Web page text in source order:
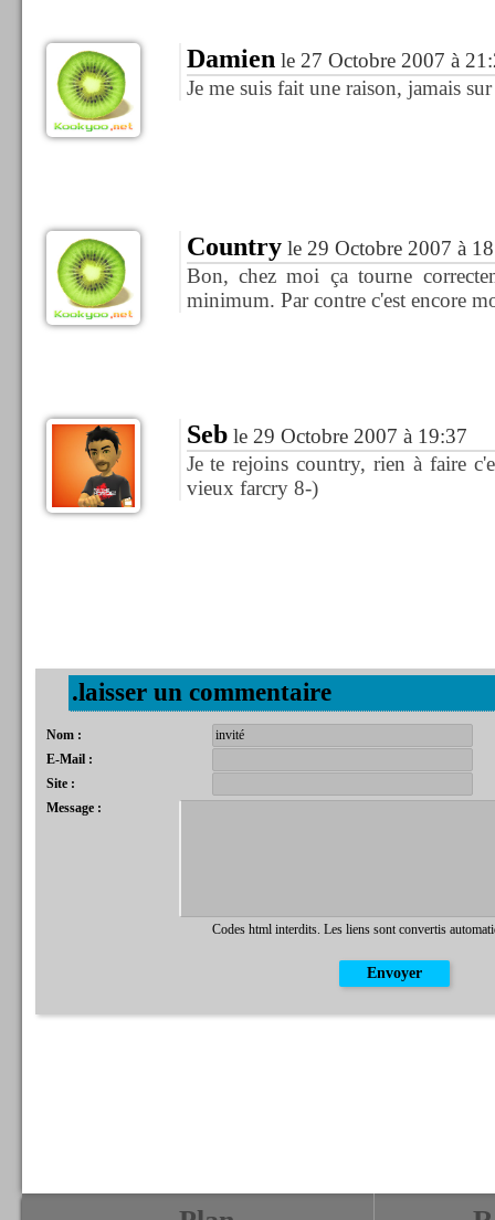
Damien le 27 Octobre 2007 à
Je me suis fait une raison, jamais
Countryle 29 Octobre 2007 à
Bon, chez moi ça tourne
minimum. Par contre c'est encore
Seble 29 Octobre 2007 à 19:37
Je te rejoins country, rien à faire
vieux farcry 8-)
.laisser un commentaire
Nom :
E-Mail :
Site :
Message :
Codes html interdits. Les liens sont convertis